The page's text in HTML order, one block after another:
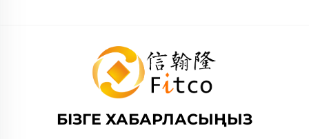
БІЗГЕ ХАБАРЛАСЫҢЫЗ